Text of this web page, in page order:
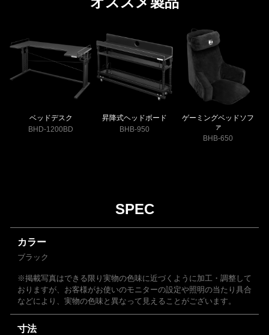
ベッドデスク
BHD-1200BD
昇降式ヘッドボード
BHB-950
ゲーミングベッドソフ
ァ
BHB-650
SPEC
カラー
ブラック
※掲載写真はできる限り実物の色味に近づくように加工・調整して
おりますが、お客様がお使いのモニターの設定や照明の当たり具合
などにより、実物の色味と異なって見えることがございます。
寸法